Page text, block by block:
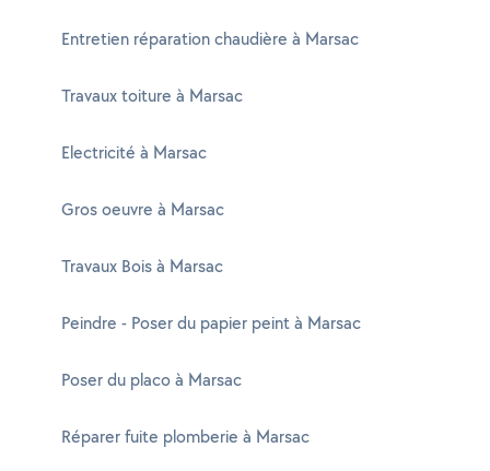
Entretien réparation chaudière à Marsac
Travaux toiture à Marsac
Electricité à Marsac
Gros oeuvre à Marsac
Travaux Bois à Marsac
Peindre - Poser du papier peint à Marsac
Poser du placo à Marsac
Réparer fuite plomberie à Marsac